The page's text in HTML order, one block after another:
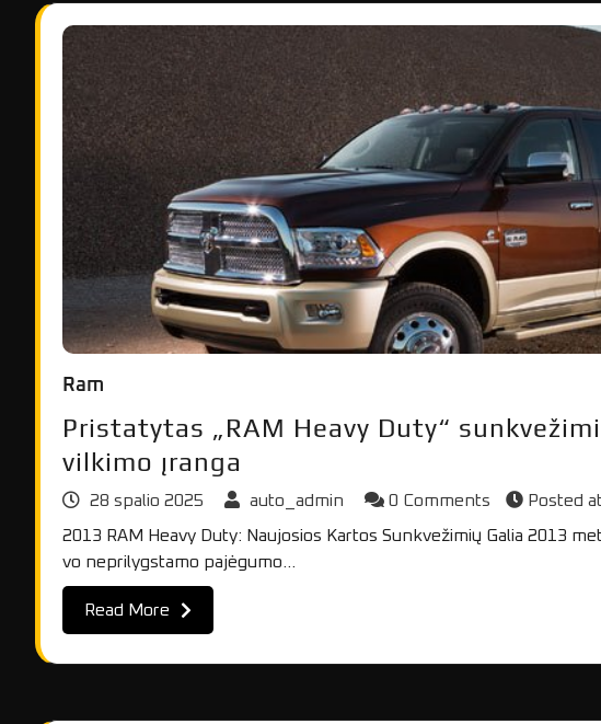
Ram
Pristatytas „RAM Heavy Duty“
vilkimo įranga
28 spalio 2025 auto_admin 0 Comments Posted at
2013 RAM Heavy Duty: Naujosios Kartos Sunkvežimių Galia 2013
vo neprilygstamo pajėgumo…
Read More